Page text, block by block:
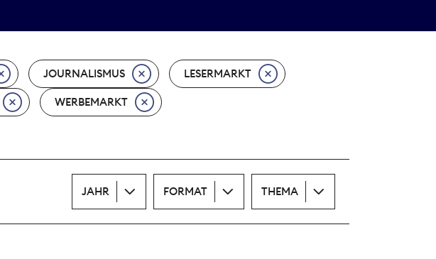
JOURNALISMUS LESERMARKT
WERBEMARKT
JAHR FORMAT THEMA